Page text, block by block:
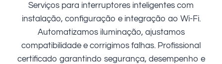
Serviços para interruptores inteligentes com
instalação, configuração e integração ao Wi-Fi.
Automatizamos iluminação, ajustamos
compatibilidade e corrigimos falhas. Profissional
certificado garantindo segurança, desempenho e